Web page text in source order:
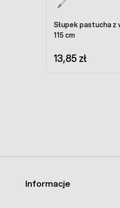
Słupek pastucha z
115 cm
13,85 zł
Informacje